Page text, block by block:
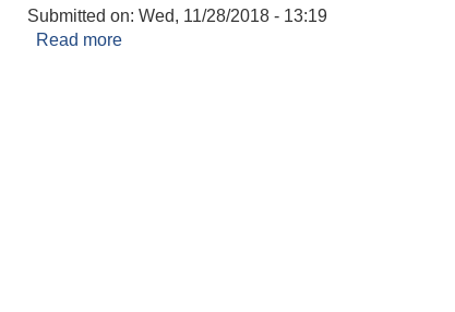
Submitted on: Wed, 11/28/2018 - 13:19
Read more